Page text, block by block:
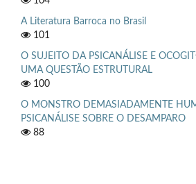
A Literatura Barroca no Brasil
101
O SUJEITO DA PSICANÁLISE E
UMA QUESTÃO ESTRUTURAL
100
O MONSTRO DEMASIADAMENTE
PSICANÁLISE SOBRE O DESAMPARO
88